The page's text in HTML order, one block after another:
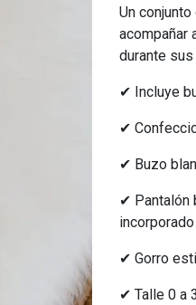
Un
acompañar
durante
✔ Incluye
✔
✔ Buzo
✔ Pantalón
incorporado
✔ Gorro
✔ Talle 0 a